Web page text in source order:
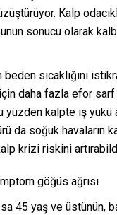
Kalp
sonucu olarak
sıcaklığını
için daha fazla efor
yüzden kalpte iş yükü
da soğuk havaların
krizi riskini
göğüs ağrısı
45 yaş ve üstünün,